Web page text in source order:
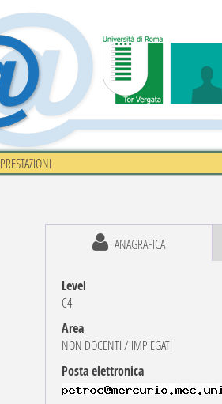
PRESTAZIONI
ANAGRAFICA
Level
C4
Area
NON DOCENTI / IMPIEGATI
Posta elettronica